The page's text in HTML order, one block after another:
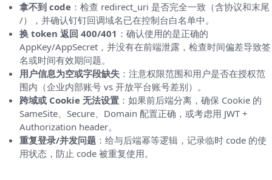
拿不到 code ：检查 redirect_uri 是否完全一致（含协议和末尾
/），并确认钉钉回调域名已在控制台白名单中。
换 token 返回 400/401 ：确认使用的是正确的
AppKey/AppSecret，并没有在前端泄露，检查时间偏差导致签
名或时间有效期问题。
用户信息为空或字段缺失 ：注意权限范围和用户是否在授权范
围内（企业内部账号 vs 开放平台账号差别）。
跨域或 Cookie 无法设置 ：如果前后端分离，确保 Cookie 的
SameSite、Secure、Domain 配置正确，或考虑用 JWT +
Authorization header。
重复登录/并发问题 ：给与后端幂等逻辑，记录临时 code 的使
用状态，防止 code 被重复使用。